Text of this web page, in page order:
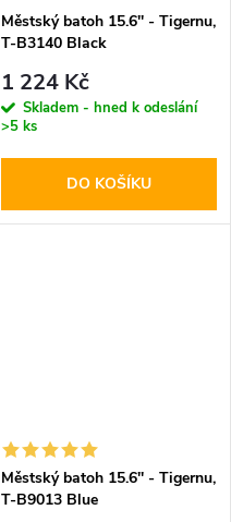
Městský batoh 15.6'' - Tigernu,
T-B3140 Black
1 224 Kč
Skladem - hned k odeslání
>5 ks
DO KOŠÍKU
Městský batoh 15.6'' - Tigernu,
T-B9013 Blue